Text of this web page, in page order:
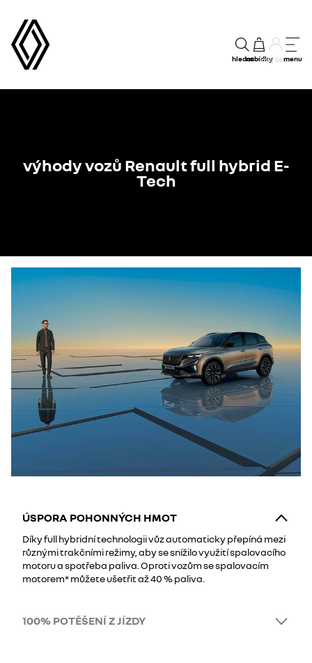
hledatnabídkymůj účetmenu
výhody vozů Renault full hybrid E-
Tech
ÚSPORA POHONNÝCH HMOT
Díky full hybridní technologii vůz automaticky přepíná mezi
různými trakčními režimy, aby se snížilo využití spalovacího
motoru a spotřeba paliva. Oproti vozům se spalovacím
motorem* můžete ušetřit až 40 % paliva.
100% POTĚŠENÍ Z JÍZDY​